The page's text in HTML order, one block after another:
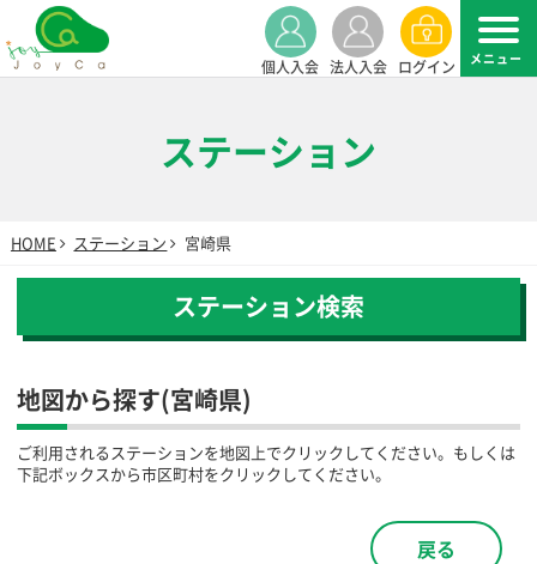
個人入会 法人入会 ログイン
ステーション
HOME ステーション 宮崎県
ステーション検索
地図から探す(宮崎県)
ご利用されるステーションを地図上でクリックしてください。もしくは
下記ボックスから市区町村をクリックしてください。
戻る